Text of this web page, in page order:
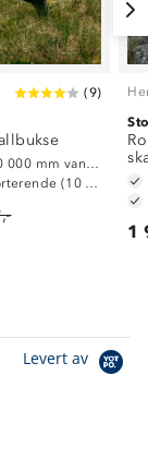
(9)
1
Levert av